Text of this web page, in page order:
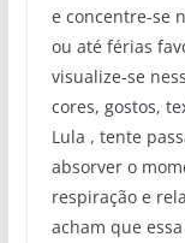
e concentre-se
ou até férias
visualize-se
cores, gostos,
Lula , tente
absorver o
respiração e
acham que